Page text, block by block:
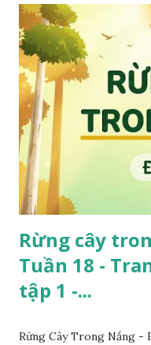
Rừng cây
Tuần 18 -
tập 1 -...
Rừng Cây Trong Nắng